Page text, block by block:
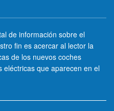
de información sobre el
fin es acercar al lector la
de los nuevos coches
eléctricas que aparecen en el